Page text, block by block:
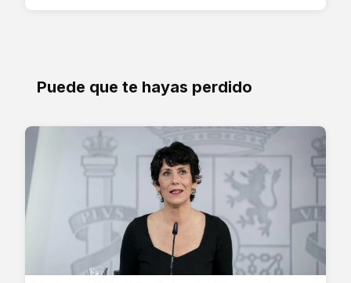
Puede que te hayas perdido